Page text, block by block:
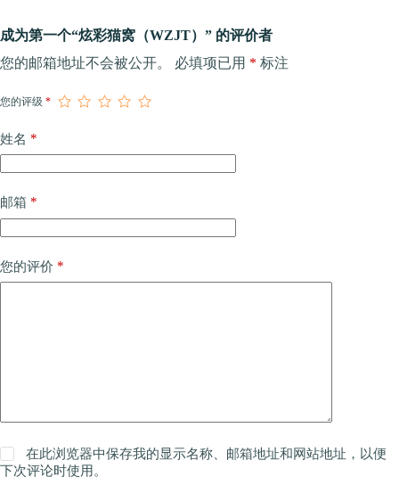
成为第一个“炫彩猫窝（WZJT）” 的评价者
您的邮箱地址不会被公开。
必填项已用 * 标注
您的评级 *
姓名 *
邮箱 *
您的评价 *
在此浏览器中保存我的显示名称、邮箱地址和网站地址，以便
下次评论时使用。